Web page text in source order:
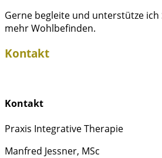
Gerne begleite und unterstütze ich
mehr Wohlbefinden.
Kontakt
Kontakt
Praxis Integrative Therapie
Manfred Jessner, MSc